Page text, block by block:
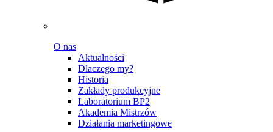
O nas
Aktualności
Dlaczego my?
Historia
Zakłady produkcyjne
Laboratorium BP2
Akademia Mistrzów
Działania marketingowe